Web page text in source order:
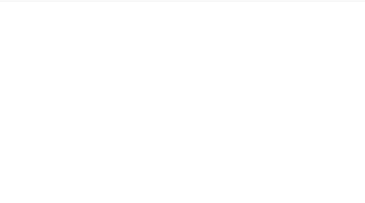
diğer konularda yetersiz gördüğünüz noktaları öneri formunu kullanarak